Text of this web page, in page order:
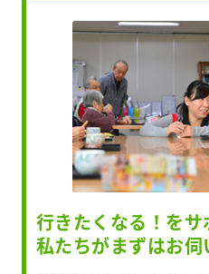
行きたくなる！をサ
私たちがまずはお伺